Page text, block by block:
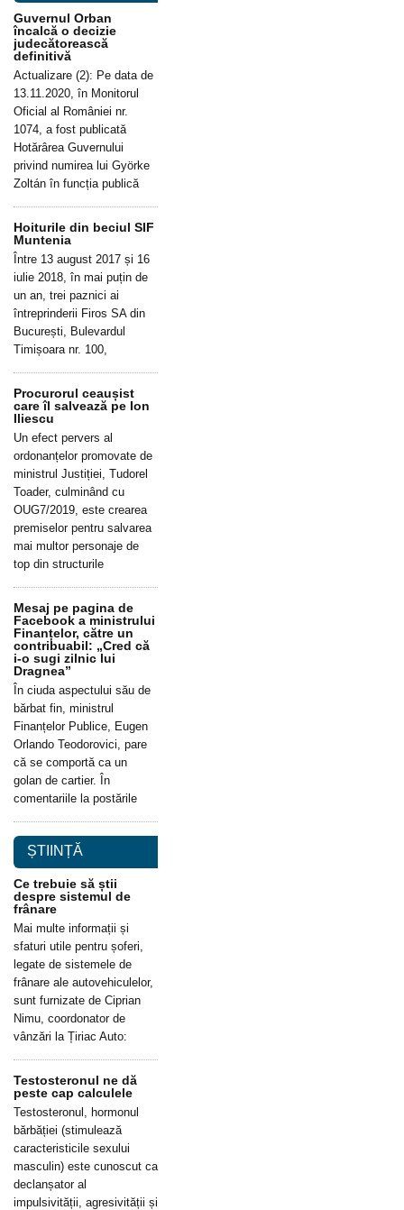
Guvernul Orban
încalcă o decizie
judecătorească
definitivă
Actualizare (2): Pe data de
13.11.2020, în Monitorul
Oficial al României nr.
1074, a fost publicată
Hotărârea Guvernului
privind numirea lui Györke
Zoltán în funcția publică
Hoiturile din beciul SIF
Muntenia
Între 13 august 2017 și 16
iulie 2018, în mai puțin de
un an, trei paznici ai
întreprinderii Firos SA din
București, Bulevardul
Timișoara nr. 100,
Procurorul ceaușist
care îl salvează pe Ion
Iliescu
Un efect pervers al
ordonanțelor promovate de
ministrul Justiției, Tudorel
Toader, culminând cu
OUG7/2019, este crearea
premiselor pentru salvarea
mai multor personaje de
top din structurile
Mesaj pe pagina de
Facebook a ministrului
Finanțelor, către un
contribuabil: „Cred că
i-o sugi zilnic lui
Dragnea”
În ciuda aspectului său de
bărbat fin, ministrul
Finanțelor Publice, Eugen
Orlando Teodorovici, pare
că se comportă ca un
golan de cartier. În
comentariile la postările
ȘTIINȚĂ
Ce trebuie să știi
despre sistemul de
frânare
Mai multe informații și
sfaturi utile pentru șoferi,
legate de sistemele de
frânare ale autovehiculelor,
sunt furnizate de Ciprian
Nimu, coordonator de
vânzări la Țiriac Auto:
Testosteronul ne dă
peste cap calculele
Testosteronul, hormonul
bărbăției (stimulează
caracteristicile sexului
masculin) este cunoscut ca
declanșator al
impulsivității, agresivității și